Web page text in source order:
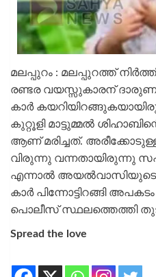
മലപ്പുറം : മലപ്പുറത്ത്
രണ്ടര വയസ്സുകാരന്
കാർ
കുറ്റൂളി മാട്ടുമ്മൽ
ആണ് മരിച്ചത്. അരീക്കോടുള്ള
വിരുന്നു വന്നതായിരുന്നു
എന്നാൽ അയൽവാസിയുടെ
കാർ പിന്നോട്ടിറങ്ങി
പൊലീസ് സ്ഥലത്തെത്തി
Spread the love